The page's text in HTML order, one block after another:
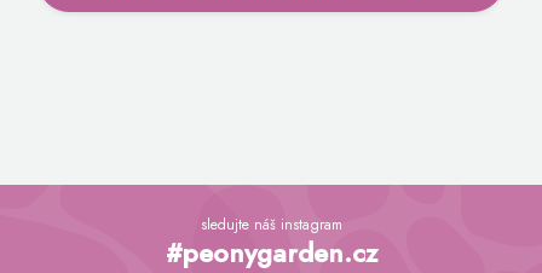
Z
sledujte náš instagram
#peonygarden.cz